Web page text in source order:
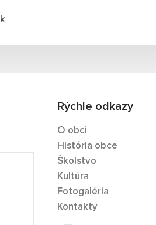
Rýchle odkazy
O obci
História obce
Školstvo
Kultúra
Fotogaléria
Kontakty